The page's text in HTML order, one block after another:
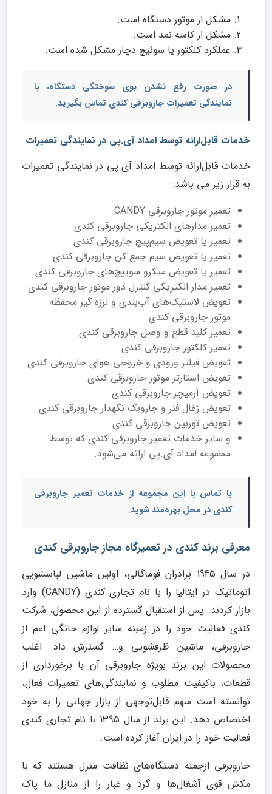
مشکل از موتور دستگاه است.
مشکل از کاسه نمد است.
عملکرد کلکتور یا سوئیچ دچار مشکل شده است.
در صورت رفع نشدن بوی سوختگی دستگاه، با
نمایندگی تعمیرات جارو‌برقی کندی تماس بگیرید.
خدمات قابل‌ارائه توسط امداد آی.پی در نمایندگی تعمیرات
خدمات قابل‌ارائه توسط امداد آی.پی در نمایندگی تعمیرات
به قرار زیر می باشد:
تعمیر موتور جاروبرقی CANDY
تعمیر مدارهای الکتریکی جاروبرقی کندی
تعمیر یا تعویض سیم‌پیچ جاروبرقی کندی
تعمیر یا تعویض سیم جمع کن جاروبرقی کندی
تعمیر یا تعویض میکرو سوییچ‌های جاروبرقی کندی
تعمیر مدار الکتریکی کنترل دور موتور جاروبرقی کندی
تعویض لاستیک‌های آب‌بندی و لرزه گیر محفظه
موتور جاروبرقی کندی
تعمیر کلید قطع و وصل جاروبرقی کندی
تعمیر کلکتور جاروبرقی کندی
تعویض فیلتر ورودی و خروجی هوای جاروبرقی کندی
تعویض استارتر موتور جاروبرقی کندی
تعویض آرمیچر جاروبرقی کندی
تعویض زغال فنر و جاروبک نگهدار جاروبرقی کندی
تعویض توربین جاروبرقی کندی
و سایر خدمات تعمیر جارو‌برقی کندی که توسط
مجموعه امداد آی.پی ارائه می‌شود.
با تماس با این مجموعه از خدمات تعمیر جاروبرقی
کندی در محل بهره‌مند شوید.
معرفی برند کندی در تعمیرگاه مجاز جاروبرقی کندی
در سال 1945 برادران فوماگالی، اولین ماشین لباسشویی
اتوماتیک در ایتالیا را با نام تجاری کندی (CANDY) وارد
بازار کردند. پس از استقبال گسترده از این محصول، شرکت
کندی فعالیت خود را در زمینه سایر لوازم خانگی اعم از
جاروبرقی، ماشین ظرفشویی و… گسترش داد. اغلب
محصولات این برند بویژه جاروبرقی آن با برخورداری از
قطعات، باکیفیت مطلوب و نمایندگی‌های تعمیرات فعال،
توانسته است سهم قابل‌توجهی از بازار جهانی را به خود
اختصاص دهد. این برند از سال 1395 با نام تجاری کندی
فعالیت خود را در ایران آغاز کرده است.
جاروبرقی ازجمله دستگاه‌های نظافت منزل هستند که با
مکش قوی آشغال‌ها و گرد و غبار را از منازل ما پاک